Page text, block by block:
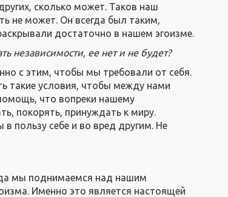
сколько может. Таков наш
не может. Он всегда был таким,
достаточно в нашем эгоизме.
независимости, ее нет и не будет?
с этим, чтобы мы требовали от себя.
такие условия, чтобы между нами
что вопреки нашему
покорять, принуждать к миру.
пользу себе и во вред другим. Не
мы поднимаемся над нашим
Именно это является настоящей